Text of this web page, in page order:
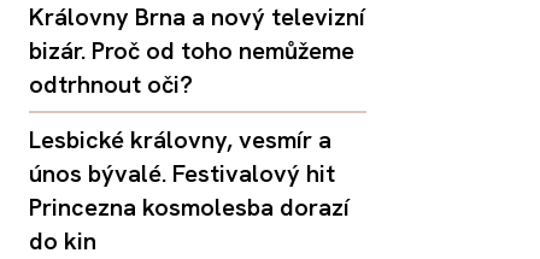
Královny Brna a nový televizní
bizár. Proč od toho nemůžeme
odtrhnout oči?
Lesbické královny, vesmír a
únos bývalé. Festivalový hit
Princezna kosmolesba dorazí
do kin